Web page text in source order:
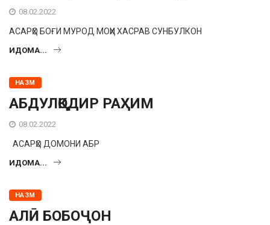
08.02.2022
АСАРҲО БОҒИ МУРОД МОҲИ ХАСРАВ СУНБУЛКОН
ИДОМА...
НАЗМ
АБДУЛҚОДИР РАҲИМ
08.02.2022
АСАРҲО ДОМОНИ АБР
ИДОМА...
НАЗМ
АЛӢ БОБОҶОН